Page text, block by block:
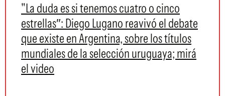
"La duda es si tenemos cuatro o cinco
estrellas″: Diego Lugano reavivó el debate
que existe en Argentina, sobre los títulos
mundiales de la selección uruguaya; mirá
el video